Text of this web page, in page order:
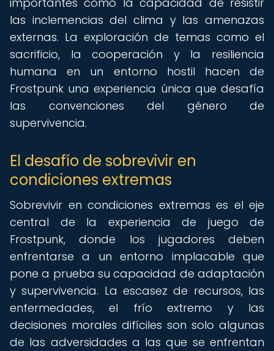
las inclemencias del clima y las amenazas
externas. La exploración de temas como el
sacrificio, la cooperación y la resiliencia
humana en un entorno hostil hacen de
Frostpunk una experiencia única que desafía
las convenciones del género de
supervivencia.
El desafío de sobrevivir en
condiciones extremas
Sobrevivir en condiciones extremas es el eje
central de la experiencia de juego de
Frostpunk, donde los jugadores deben
enfrentarse a un entorno implacable que
pone a prueba su capacidad de adaptación
y supervivencia. La escasez de recursos, las
enfermedades, el frío extremo y las
decisiones morales difíciles son solo algunas
de las adversidades a las que se enfrentan